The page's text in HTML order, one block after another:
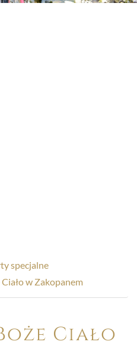
specjalne
w Zakopanem
Ciało